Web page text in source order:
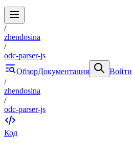
/
zhendosina
/
odc-parser-js
ОбзорДокументация
Войти
/
zhendosina
/
odc-parser-js
Код